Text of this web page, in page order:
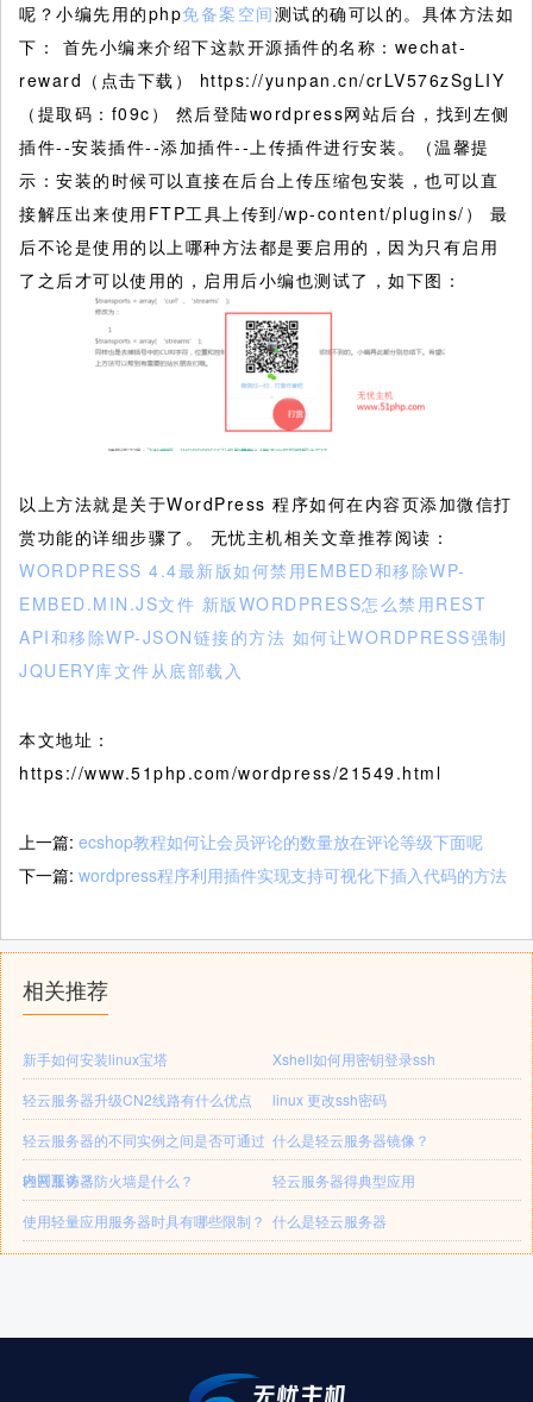
呢？小编先用的php免备案空间测试的确可以的。具体方法如
下：
首先小编来介绍下这款开源插件的名称：wechat-
reward（点击下载） https://yunpan.cn/crLV576zSgLIY
（提取码：f09c） 然后登陆wordpress网站后台，找到左侧
插件--安装插件--添加插件--上传插件进行安装。（温馨提
示：安装的时候可以直接在后台上传压缩包安装，也可以直
接解压出来使用FTP工具上传到/wp-content/plugins/） 最
后不论是使用的以上哪种方法都是要启用的，因为只有启用
了之后才可以使用的，启用后小编也测试了，如下图：
以上方法就是关于WordPress 程序如何在内容页添加微信打
赏功能的详细步骤了。 无忧主机相关文章推荐阅读：
WORDPRESS 4.4最新版如何禁用EMBED和移除WP-
EMBED.MIN.JS文件 新版WORDPRESS怎么禁用REST
API和移除WP-JSON链接的方法 如何让WORDPRESS强制
JQUERY库文件从底部载入
本文地址：
https://www.51php.com/wordpress/21549.html
上一篇: ecshop教程如何让会员评论的数量放在评论等级下面呢
下一篇: wordpress程序利用插件实现支持可视化下插入代码的方法
相关推荐
新手如何安装linux宝塔
Xshell如何用密钥登录ssh
轻云服务器升级CN2线路有什么优点
linux 更改ssh密码
轻云服务器的不同实例之间是否可通过
内网互访？
什么是轻云服务器镜像？
轻云服务器防火墙是什么？
轻云服务器得典型应用
使用轻量应用服务器时具有哪些限制？ 什么是轻云服务器